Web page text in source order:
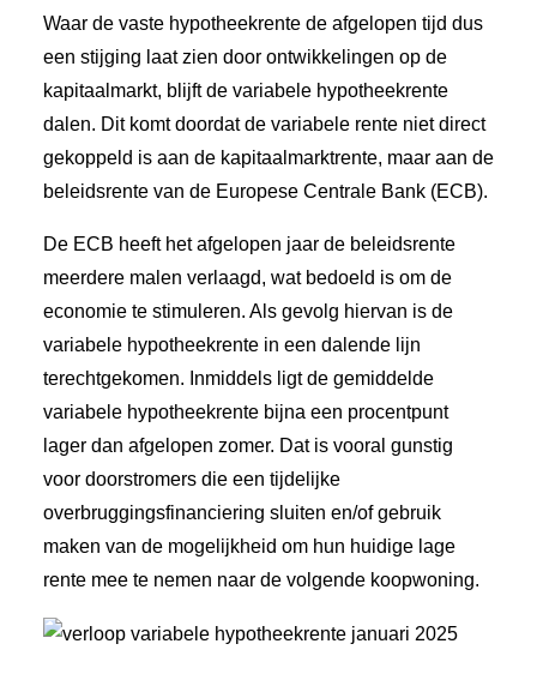
Waar de vaste hypotheekrente de afgelopen tijd dus
een stijging laat zien door ontwikkelingen op de
kapitaalmarkt, blijft de variabele hypotheekrente
dalen. Dit komt doordat de variabele rente niet direct
gekoppeld is aan de kapitaalmarktrente, maar aan de
beleidsrente van de Europese Centrale Bank (ECB).
De ECB heeft het afgelopen jaar de beleidsrente
meerdere malen verlaagd, wat bedoeld is om de
economie te stimuleren. Als gevolg hiervan is de
variabele hypotheekrente in een dalende lijn
terechtgekomen. Inmiddels ligt de gemiddelde
variabele hypotheekrente bijna een procentpunt
lager dan afgelopen zomer. Dat is vooral gunstig
voor doorstromers die een tijdelijke
overbruggingsfinanciering sluiten en/of gebruik
maken van de mogelijkheid om hun huidige lage
rente mee te nemen naar de volgende koopwoning.